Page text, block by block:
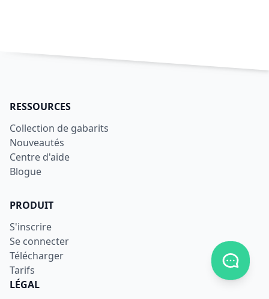
RESSOURCES
Collection de gabarits
Nouveautés
Centre d'aide
Blogue
PRODUIT
S'inscrire
Se connecter
Télécharger
Tarifs
LÉGAL